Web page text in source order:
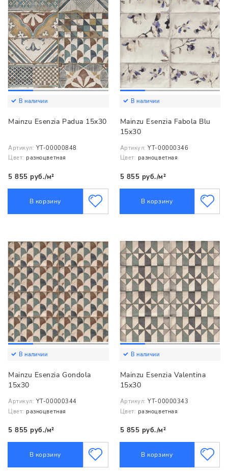
В наличии
Mainzu Esenzia Padua 15х30
Артикул: YT-00000848
Цвет: разноцветная
5 855 руб./м²
В корзину
В наличии
Mainzu Esenzia Fabola Blu
15х30
Артикул: YT-00000346
Цвет: разноцветная
5 855 руб./м²
В корзину
В наличии
Mainzu Esenzia Gondola
15х30
Артикул: YT-00000344
Цвет: разноцветная
5 855 руб./м²
В корзину
В наличии
Mainzu Esenzia Valentina
15х30
Артикул: YT-00000343
Цвет: разноцветная
5 855 руб./м²
В корзину